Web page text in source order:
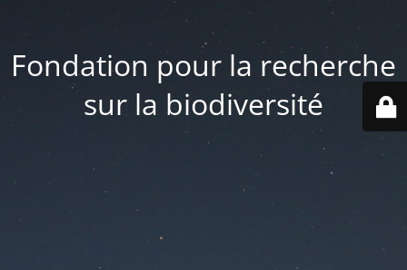
Fondation pour la recherche
sur la biodiversité